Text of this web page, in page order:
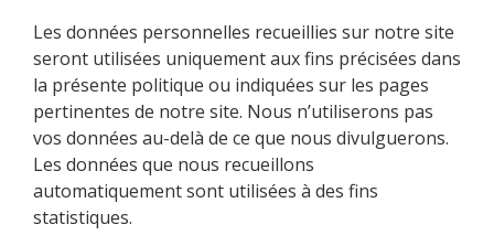
Les données personnelles recueillies sur notre site
seront utilisées uniquement aux fins précisées dans
la présente politique ou indiquées sur les pages
pertinentes de notre site. Nous n’utiliserons pas
vos données au-delà de ce que nous divulguerons.
Les données que nous recueillons
automatiquement sont utilisées à des fins
statistiques.